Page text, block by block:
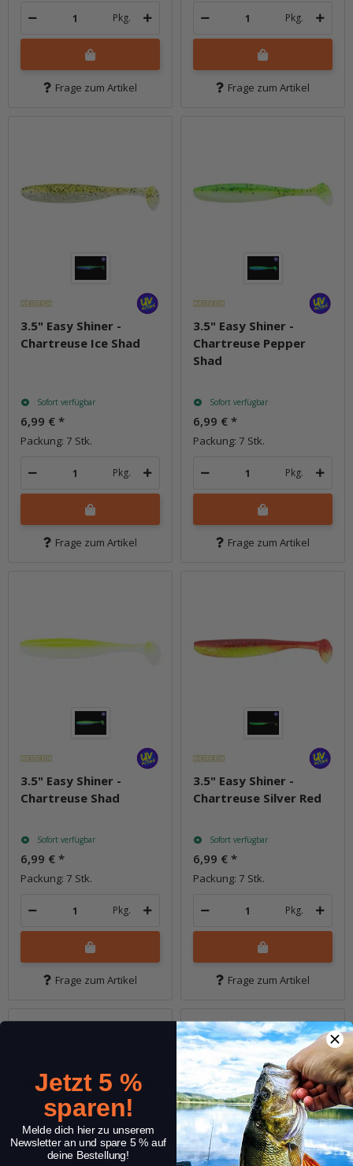
Pkg.
Frage zum Artikel
Pkg.
Frage zum Artikel
3.5" Easy Shiner -
Chartreuse Ice Shad
Sofort verfügbar
6,99 € *
Packung: 7 Stk.
Pkg.
Frage zum Artikel
3.5" Easy Shiner -
Chartreuse Pepper
Shad
Sofort verfügbar
6,99 € *
Packung: 7 Stk.
Pkg.
Frage zum Artikel
3.5" Easy Shiner -
Chartreuse Shad
Sofort verfügbar
6,99 € *
Packung: 7 Stk.
Pkg.
Frage zum Artikel
3.5" Easy Shiner -
Chartreuse Silver Red
Sofort verfügbar
6,99 € *
Packung: 7 Stk.
Pkg.
Frage zum Artikel
Jetzt 5 %
sparen!
Melde dich hier zu unserem
Newsletter an und spare 5 % auf
deine Bestellung!